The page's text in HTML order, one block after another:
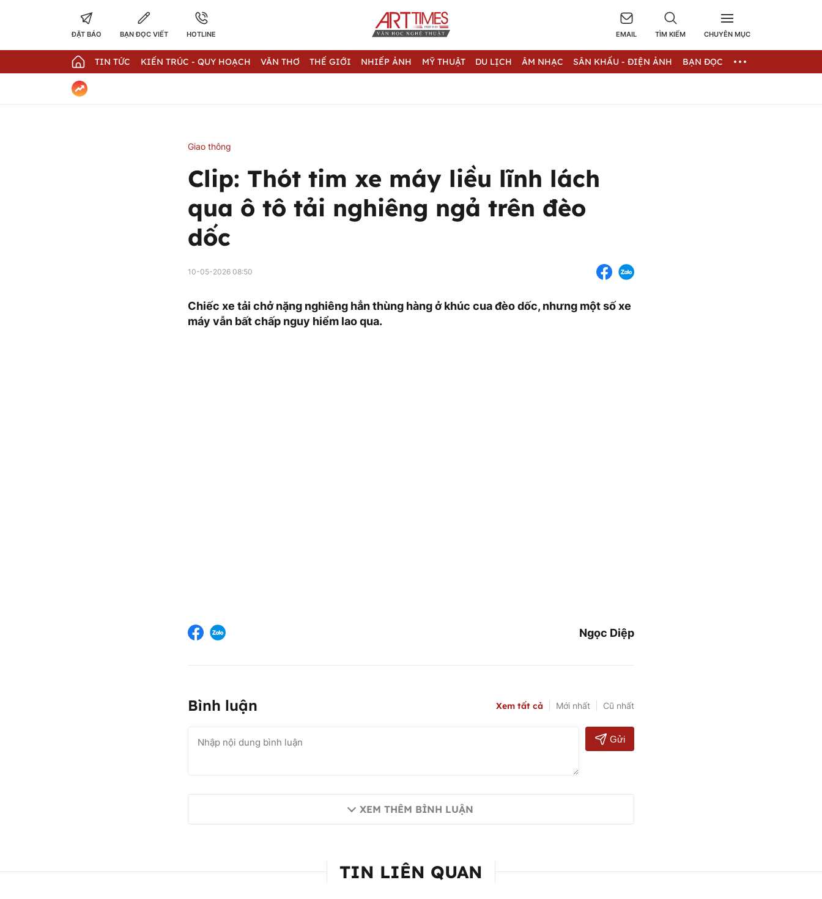
ĐẶT BÁO BẠN ĐỌC VIẾT HOTLINE EMAIL TÌM KIẾM CHUYÊN MỤC
TIN TỨC KIẾN TRÚC - QUY HOẠCH VĂN THƠ THẾ GIỚI NHIẾP ẢNH MỸ THUẬT DU LỊCH ÂM NHẠC SÂN KHẤU - ĐIỆN ẢNH BẠN ĐỌC
Giao thông
Clip: Thót tim xe máy liều lĩnh lách
qua ô tô tải nghiêng ngả trên đèo
dốc
10-05-2026 08:50
Chiếc xe tải chở nặng nghiêng hẳn thùng hàng ở khúc cua đèo dốc, nhưng một số xe
máy vẫn bất chấp nguy hiểm lao qua.
Ngọc Diệp
Bình luận Xem tất cả Mới nhất Cũ nhất
Gửi
XEM THÊM BÌNH LUẬN
TIN LIÊN QUAN